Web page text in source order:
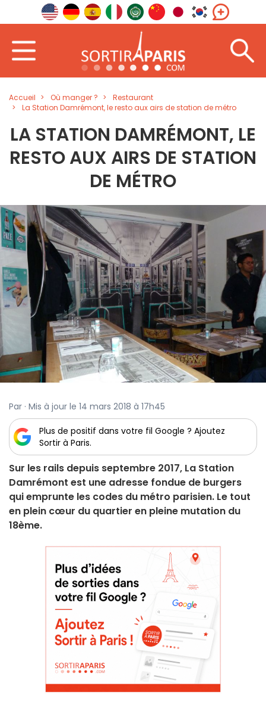
Accueil Où manger ?
Restaurant
La Station Damrémont, le resto aux airs de station de métro
LA STATION DAMRÉMONT, LE
RESTO AUX AIRS DE STATION
DE MÉTRO
Par · Mis à jour le 14 mars 2018 à 17h45
Plus de positif dans votre fil Google ? Ajoutez
Sortir à Paris.
Sur les rails depuis septembre 2017, La Station
Damrémont est une adresse fondue de burgers
qui emprunte les codes du métro parisien. Le tout
en plein cœur du quartier en pleine mutation du
18ème.